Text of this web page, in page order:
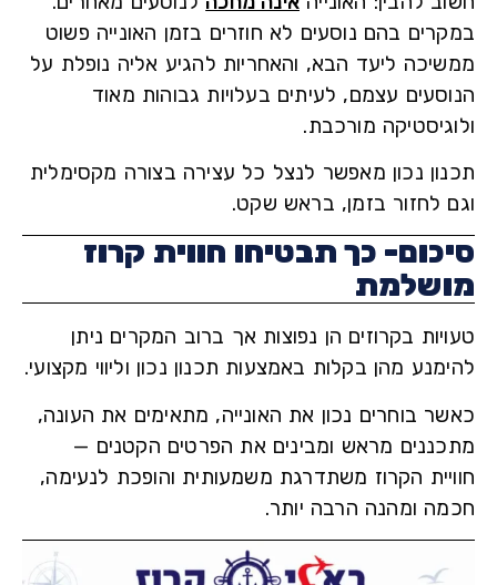
בהם נוסעים לא חוזרים בזמן האונייה פשוט
ליעד הבא, והאחריות להגיע אליה נופלת על
עצמם, לעיתים בעלויות גבוהות מאוד
מורכבת.
נכון מאפשר לנצל כל עצירה בצורה מקסימלית
לחזור בזמן, בראש שקט.
כך תבטיחו חווית קרוז
בקרוזים הן נפוצות אך ברוב המקרים ניתן
מהן בקלות באמצעות תכנון נכון וליווי מקצועי.
בוחרים נכון את האונייה, מתאימים את העונה,
מראש ומבינים את הפרטים הקטנים —
הקרוז משתדרגת משמעותית והופכת לנעימה,
ומהנה הרבה יותר.